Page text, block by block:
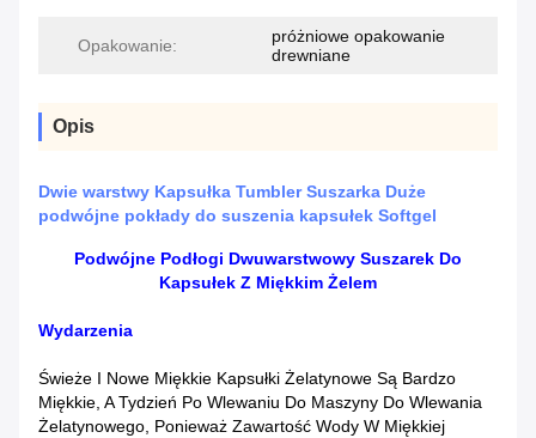
Opakowanie:
próżniowe opakowanie
drewniane
Opis
Dwie warstwy Kapsułka Tumbler Suszarka Duże
podwójne pokłady do suszenia kapsułek Softgel
Podwójne Podłogi Dwuwarstwowy Suszarek Do
Kapsułek Z Miękkim Żelem
Wydarzenia
Świeże I Nowe Miękkie Kapsułki Żelatynowe Są Bardzo
Miękkie, A Tydzień Po Wlewaniu Do Maszyny Do Wlewania
Żelatynowego, Ponieważ Zawartość Wody W Miękkiej